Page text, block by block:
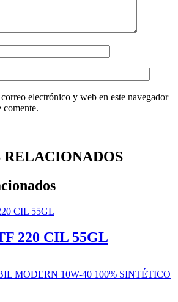
electrónico y web en este navegador
comente.
RELACIONADOS
220 CIL 55GL